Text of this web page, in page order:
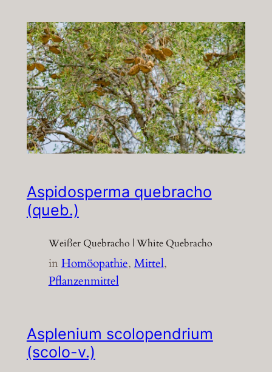
Aspidosperma quebracho
(queb.)
Weißer Quebracho | White Quebracho
inHomöopathie, Mittel
Pflanzenmittel
Asplenium scolopendrium
(scolo-v.)